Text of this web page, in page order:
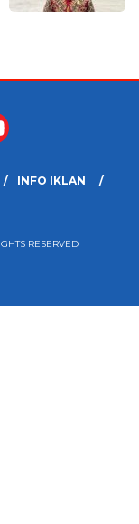
INFO IKLAN
RESERVED